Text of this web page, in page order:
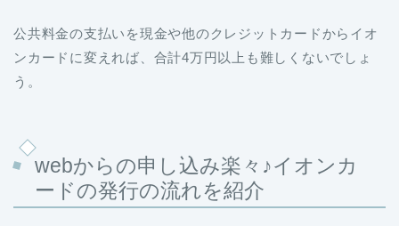
公共料金の支払いを現金や他のクレジットカードからイオ
ンカードに変えれば、合計4万円以上も難しくないでしょ
う。
webからの申し込み楽々♪イオンカ
ードの発行の流れを紹介